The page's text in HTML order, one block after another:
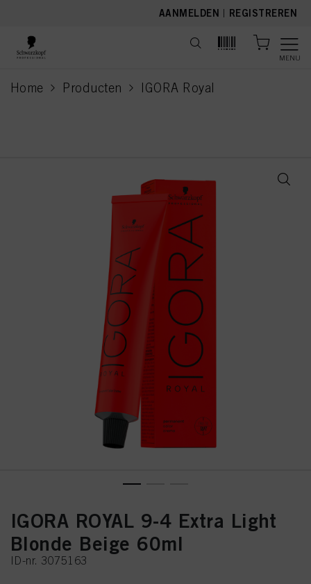
AANMELDEN | REGISTREREN
MENU
Home Producten IGORA Royal
current page
IGORA ROYAL 9-4 Extra Light
Blonde Beige 60ml
ID-nr. 3075163